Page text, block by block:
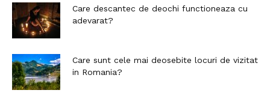
Care descantec de deochi functioneaza cu
adevarat?
Care sunt cele mai deosebite locuri de vizitat
in Romania?